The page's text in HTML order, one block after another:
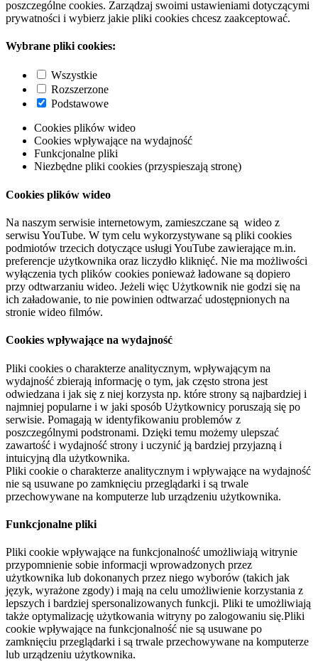
poszczególne cookies. Zarządzaj swoimi ustawieniami dotyczącymi
prywatności i wybierz jakie pliki cookies chcesz zaakceptować.
Wybrane pliki cookies:
Wszystkie
Rozszerzone
Podstawowe
Cookies plików wideo
Cookies wpływające na wydajność
Funkcjonalne pliki
Niezbędne pliki cookies (przyspieszają stronę)
Cookies plików wideo
Na naszym serwisie internetowym, zamieszczane są wideo z
serwisu YouTube. W tym celu wykorzystywane są pliki cookies
podmiotów trzecich dotyczące usługi YouTube zawierające m.in.
preferencje użytkownika oraz liczydło kliknięć. Nie ma możliwości
wyłączenia tych plików cookies ponieważ ładowane są dopiero
przy odtwarzaniu wideo. Jeżeli więc Użytkownik nie godzi się na
ich załadowanie, to nie powinien odtwarzać udostępnionych na
stronie wideo filmów.
Cookies wpływające na wydajność
Pliki cookies o charakterze analitycznym, wpływającym na
wydajność zbierają informację o tym, jak często strona jest
odwiedzana i jak się z niej korzysta np. które strony są najbardziej i
najmniej popularne i w jaki sposób Użytkownicy poruszają się po
serwisie. Pomagają w identyfikowaniu problemów z
poszczególnymi podstronami. Dzięki temu możemy ulepszać
zawartość i wydajność strony i uczynić ją bardziej przyjazną i
intuicyjną dla użytkownika.
Pliki cookie o charakterze analitycznym i wpływające na wydajność
nie są usuwane po zamknięciu przeglądarki i są trwale
przechowywane na komputerze lub urządzeniu użytkownika.
Funkcjonalne pliki
Pliki cookie wpływające na funkcjonalność umożliwiają witrynie
przypomnienie sobie informacji wprowadzonych przez
użytkownika lub dokonanych przez niego wyborów (takich jak
język, wyrażone zgody) i mają na celu umożliwienie korzystania z
lepszych i bardziej spersonalizowanych funkcji. Pliki te umożliwiają
także optymalizację użytkowania witryny po zalogowaniu się.Pliki
cookie wpływające na funkcjonalność nie są usuwane po
zamknięciu przeglądarki i są trwale przechowywane na komputerze
lub urządzeniu użytkownika.